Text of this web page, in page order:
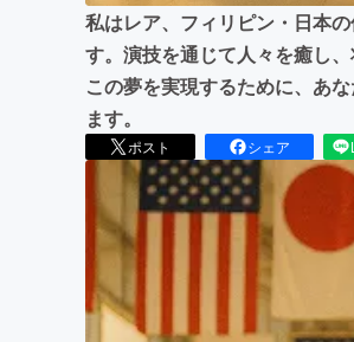
私はレア、フィリピン・日本
す。演技を通じて人々を癒し
この夢を実現するために、あ
ます。
ポスト シェア